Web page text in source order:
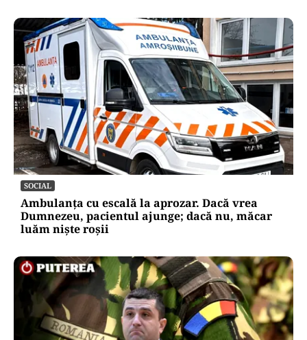
SOCIAL
Ambulanța cu escală la aprozar. Dacă vrea
Dumnezeu, pacientul ajunge; dacă nu, măcar
luăm niște roșii